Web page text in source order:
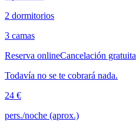
2 dormitorios
3 camas
Reserva onlineCancelación gratuita
Todavía no se te cobrará nada.
24 €
pers./noche (aprox.)